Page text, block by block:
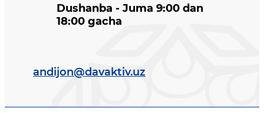
Dushanba - Juma 9:00 dan
18:00 gacha
andijon@davaktiv.uz